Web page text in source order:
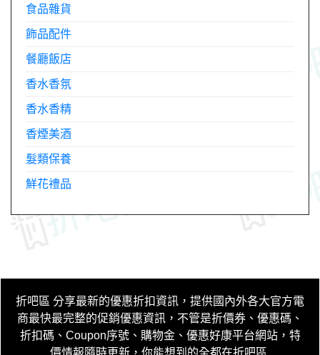
食品雜貨
飾品配件
餐廳飯店
香水香氛
香水香精
香煙美酒
髮類保養
鮮花禮品
折吧區 分享最新的優惠折扣資訊，提供國內外各大官方電
商最快最完整的促銷優惠資訊，不管是折價券、優惠碼、
折扣碼、Coupon序號、購物金、優惠好康平台網站，特
價情報隨時更新，你能想到的全都在折吧區